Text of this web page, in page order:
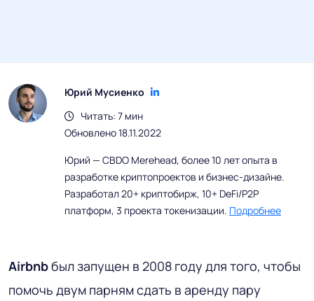
Юрий Мусиенко
Читать: 7 мин
Обновлено 18.11.2022
Юрий — CBDO Merehead, более 10 лет опыта в
разработке криптопроектов и бизнес-дизайне.
Разработал 20+ криптобирж, 10+ DeFi/P2P
платформ, 3 проекта токенизации. Подробнее
Airbnbбыл запущен в 2008 году для того, чтобы
помочь двум парням сдать в аренду пару